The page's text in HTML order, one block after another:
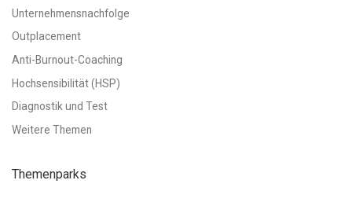
Unternehmensnachfolge
Outplacement
Anti-Burnout-Coaching
Hochsensibilität (HSP)
Diagnostik und Test
Weitere Themen
Themenparks